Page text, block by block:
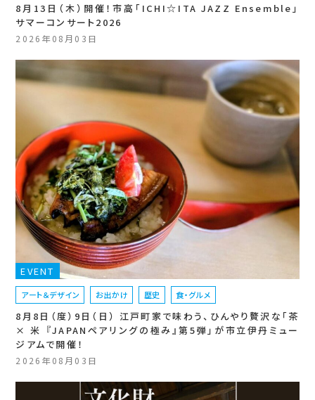
8月13日（木）開催！市高「ICHI☆ITA JAZZ Ensemble」
サマーコンサート2026
2026年08月03日
EVENT
アート＆デザイン お出かけ 歴史 食・グルメ
8月8日（度）9日（日） 江戸町家で味わう、ひんやり贅沢な「茶
× 米 『JAPANペアリングの極み』第5弾」が市立伊丹ミュー
ジアムで開催！
2026年08月03日